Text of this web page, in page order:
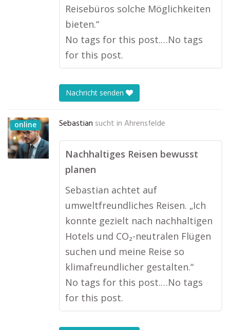
Reisebüros solche Möglichkeiten
bieten.“
No tags for this post.…No tags
for this post.
Nachricht senden
online Sebastian sucht in Ahrensfelde
Nachhaltiges Reisen bewusst
planen
Sebastian achtet auf
umweltfreundliches Reisen. „Ich
konnte gezielt nach nachhaltigen
Hotels und CO₂-neutralen Flügen
suchen und meine Reise so
klimafreundlicher gestalten.“
No tags for this post.…No tags
for this post.